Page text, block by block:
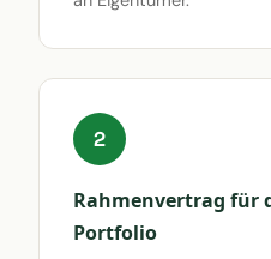
2
Rahmenvertrag für
Portfolio